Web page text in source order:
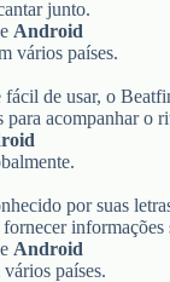
junto.
e Android
vários países.
de usar, o
para acompanhar o
por suas
informações
e Android
países.